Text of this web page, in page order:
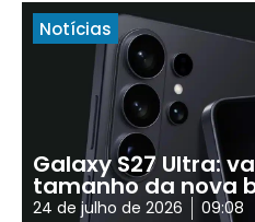
Notícias
Galaxy S27 Ultra:
tamanho da nova
24 de julho de 2026 09:08